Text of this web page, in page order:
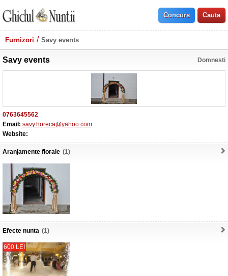
Furnizori Savy events
Savy events Domnesti
0763645562
Email: savy.horeca@yahoo.com
Website:
Aranjamente florale (1)
Efecte nunta (1)
600 LEI